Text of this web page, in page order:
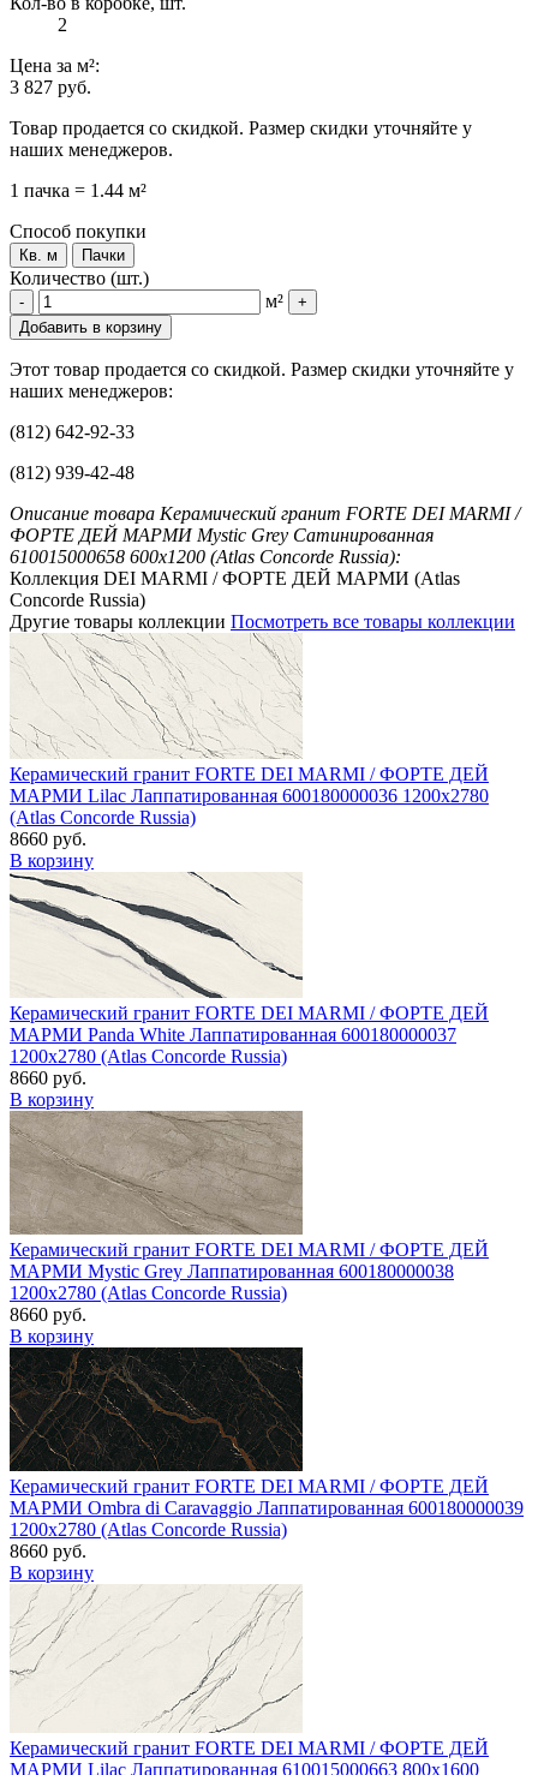
2
Цена за м²:
3 827 руб.
Товар продается со скидкой. Размер скидки уточняйте у
наших менеджеров.
1 пачка = 1.44 м²
Способ покупки
Кв. м Пачки
Количество (шт.)
- м²
+
Добавить в корзину
Этот товар продается со скидкой. Размер скидки уточняйте у
наших менеджеров:
(812) 642-92-33
(812) 939-42-48
Описание товара Керамический гранит FORTE DEI MARMI /
ФОРТЕ ДЕЙ МАРМИ Mystic Grey Сатинированная
610015000658 600x1200 (Atlas Concorde Russia):
Коллекция DEI MARMI / ФОРТЕ ДЕЙ МАРМИ (Atlas
Concorde Russia)
Другие товары коллекции Посмотреть все товары коллекции
Керамический гранит FORTE DEI MARMI / ФОРТЕ ДЕЙ
МАРМИ Lilac Лаппатированная 600180000036 1200x2780
(Atlas Concorde Russia)
8660 руб.
В корзину
Керамический гранит FORTE DEI MARMI / ФОРТЕ ДЕЙ
МАРМИ Panda White Лаппатированная 600180000037
1200x2780 (Atlas Concorde Russia)
8660 руб.
В корзину
Керамический гранит FORTE DEI MARMI / ФОРТЕ ДЕЙ
МАРМИ Mystic Grey Лаппатированная 600180000038
1200x2780 (Atlas Concorde Russia)
8660 руб.
В корзину
Керамический гранит FORTE DEI MARMI / ФОРТЕ ДЕЙ
МАРМИ Ombra di Caravaggio Лаппатированная 600180000039
1200x2780 (Atlas Concorde Russia)
8660 руб.
В корзину
Керамический гранит FORTE DEI MARMI / ФОРТЕ ДЕЙ
МАРМИ Lilac Лаппатированная 610015000663 800x1600